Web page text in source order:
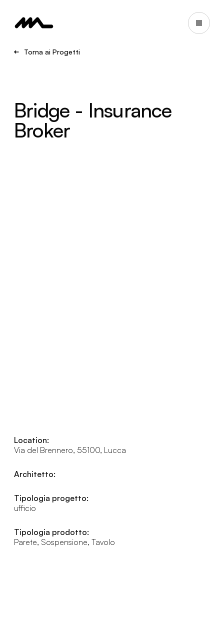
Torna ai Progetti
Bridge - Insurance
Broker
Location:
Via del Brennero, 55100, Lucca
Architetto:
Tipologia progetto:
ufficio
Tipologia prodotto:
Parete, Sospensione, Tavolo